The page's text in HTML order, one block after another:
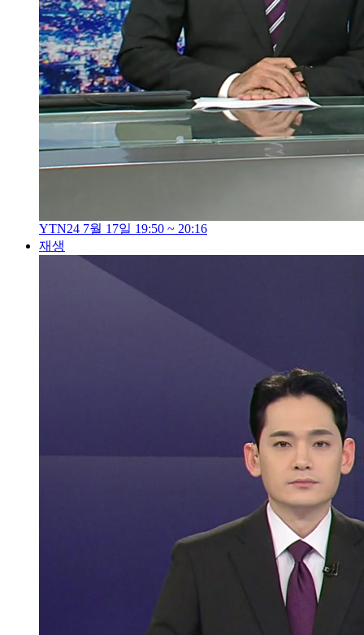
YTN24 7월 17일 19:50 ~ 20:16
재생